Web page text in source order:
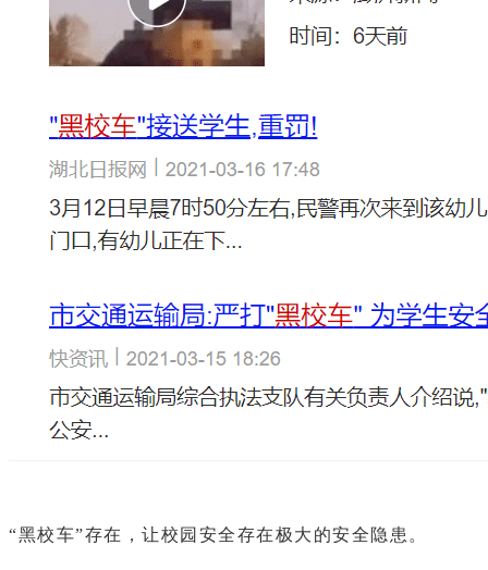
“黑校车”存在，让校园安全存在极大的安全隐患。